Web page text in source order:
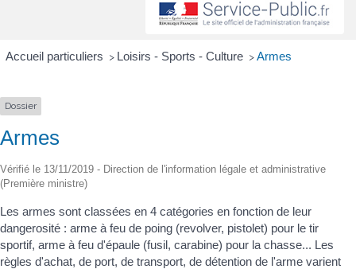
Accueil particuliers > Loisirs - Sports - Culture > Armes
Dossier
Armes
Vérifié le 13/11/2019 - Direction de l'information légale et administrative
(Première ministre)
Les armes sont classées en 4 catégories en fonction de leur
dangerosité : arme à feu de poing (revolver, pistolet) pour le tir
sportif, arme à feu d'épaule (fusil, carabine) pour la chasse... Les
règles d'achat, de port, de transport, de détention de l'arme varient